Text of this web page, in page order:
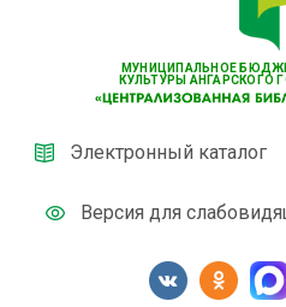
МУНИЦИПАЛЬНОЕ
КУЛЬТУРЫ АНГАРСКОГО
Электронный каталог
Версия для